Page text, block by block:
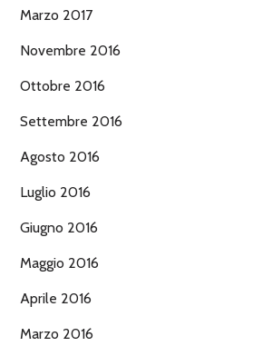
Marzo 2017
Novembre 2016
Ottobre 2016
Settembre 2016
Agosto 2016
Luglio 2016
Giugno 2016
Maggio 2016
Aprile 2016
Marzo 2016